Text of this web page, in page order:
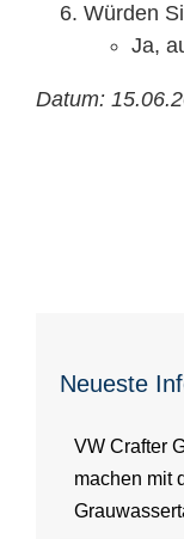
Würden
Ja,
Datum:
Neueste
VW Crafter
machen mit